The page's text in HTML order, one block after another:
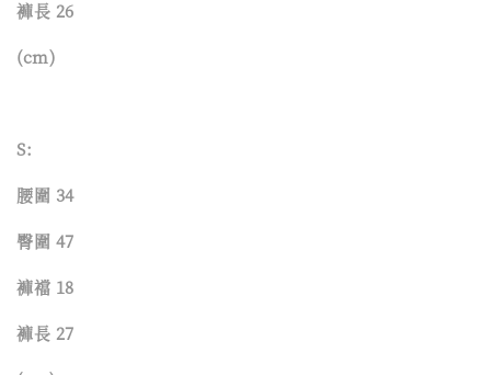
褲長 26
(cm)
S:
腰圍 34
臀圍 47
褲襠 18
褲長 27